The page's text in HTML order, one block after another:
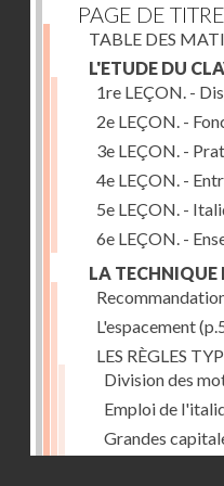
PAGE DE TITRE
TABLE DES
L'ETUDE DU
1re LEÇON. -
2e LEÇON. -
3e LEÇON. -
4e LEÇON. -
5e LEÇON. -
6e LEÇON. -
LA
L'espacement
LES RÈGLES
Division des
Emploi de
Grandes